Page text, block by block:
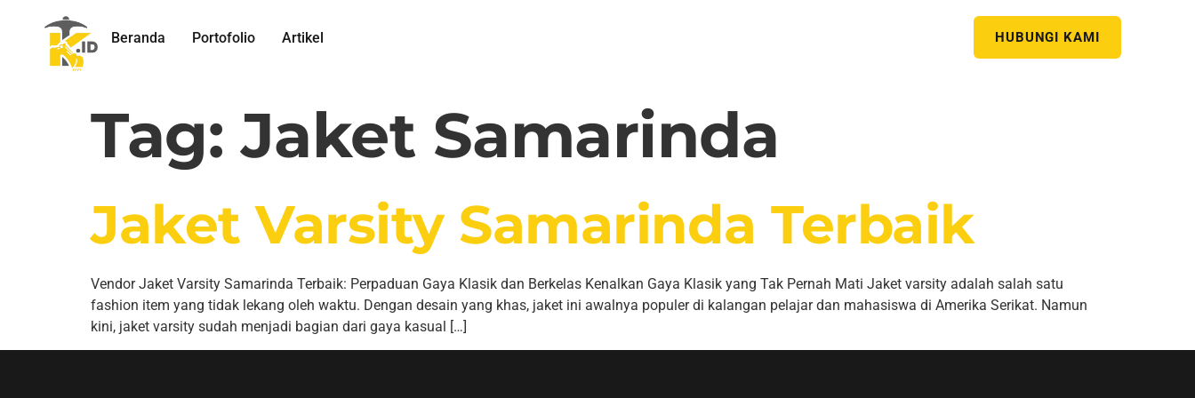
Beranda Portofolio Artikel HUBUNGI KAMI
Tag:Jaket Samarinda
Jaket Varsity Samarinda Terbaik
Vendor Jaket Varsity Samarinda Terbaik: Perpaduan Gaya Klasik dan Berkelas Kenalkan Gaya Klasik yang Tak Pernah Mati Jaket varsity adalah salah satu
fashion item yang tidak lekang oleh waktu. Dengan desain yang khas, jaket ini awalnya populer di kalangan pelajar dan mahasiswa di Amerika Serikat. Namun
kini, jaket varsity sudah menjadi bagian dari gaya kasual […]